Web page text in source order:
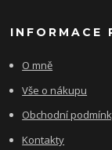
INFORMACE
O mně
Vše o nákupu
Obchodní
Kontakty